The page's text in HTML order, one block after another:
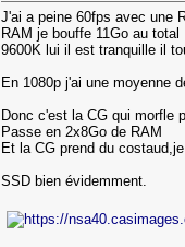
J'ai a peine 60fps avec une
RAM je bouffe 11Go au total
9600K lui il est tranquille il
En 1080p j'ai une moyenne
Donc c'est la CG qui morfle
Passe en 2x8Go de RAM
Et la CG prend du
SSD bien évidemment.